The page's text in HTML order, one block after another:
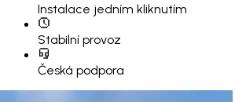
Instalace jedním kliknutím
Stabilní provoz
Česká podpora